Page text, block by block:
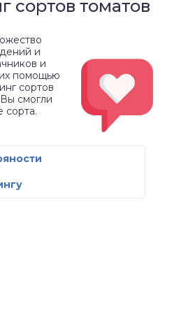
сортов томатов
и
и
помощью
сортов
смогли
сорта.